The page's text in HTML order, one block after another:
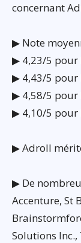
concernant
▶ Note
▶ 4,23/5 pour
▶ 4,43/5 pour
▶ 4,58/5 pour
▶ 4,10/5
▶ Adroll
▶ De
Accenture, St
Solutions Inc.,